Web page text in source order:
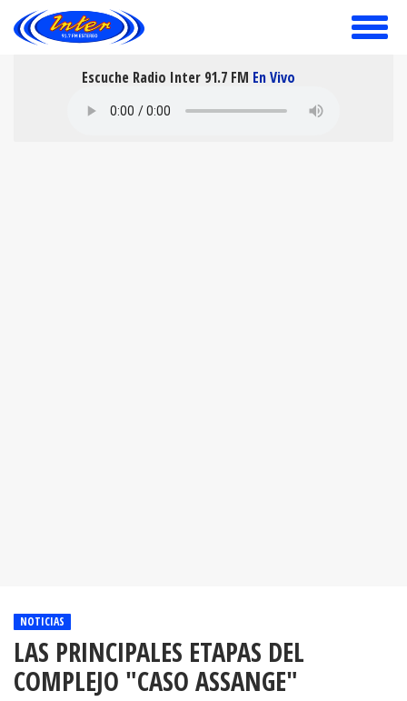
toggle
Escuche Radio Inter 91.7 FM En Vivo
NOTICIAS
LAS PRINCIPALES ETAPAS DEL
COMPLEJO "CASO ASSANGE"